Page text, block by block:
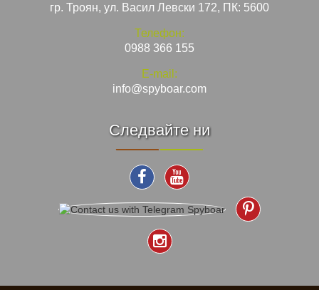
гр. Троян, ул. Васил Левски 172, ПК: 5600
Телефон:
0988 366 155
E-mail:
info@spyboar.com
Следвайте ни